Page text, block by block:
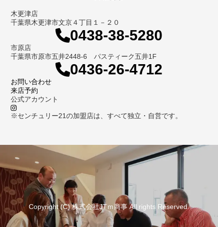
木更津店
千葉県木更津市文京４丁目１－２０
0438-38-5280
市原店
千葉県市原市五井2448-6 パスティーク五井1F
0436-26-4712
お問い合わせ
来店予約
公式アカウント
※センチュリー21の加盟店は、すべて独立・自営です。
Copyright (C) 株式会社JTｍ商事 All rights Reserved.